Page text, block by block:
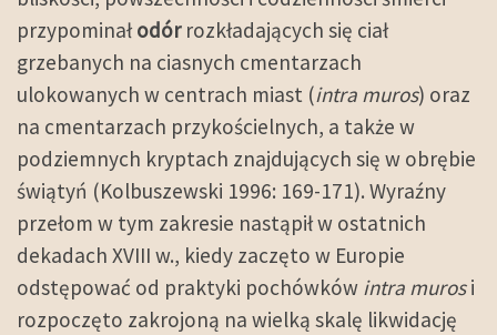
przypominałodórrozkładających się ciał
grzebanych na ciasnych cmentarzach
ulokowanych w centrach miast (intra muros) oraz
na cmentarzach przykościelnych, a także w
podziemnych kryptach znajdujących się w obrębie
świątyń (Kolbuszewski 1996: 169-171). Wyraźny
przełom w tym zakresie nastąpił w ostatnich
dekadach XVIII w., kiedy zaczęto w Europie
odstępować od praktyki pochówków intra murosi
rozpoczęto zakrojoną na wielką skalę likwidację